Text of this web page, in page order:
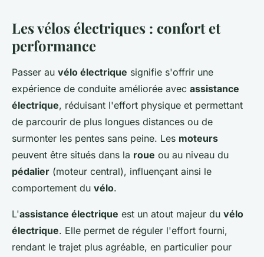
Les vélos électriques : confort et
performance
Passer au vélo électrique signifie s'offrir une
expérience de conduite améliorée avec assistance
électrique, réduisant l'effort physique et permettant
de parcourir de plus longues distances ou de
surmonter les pentes sans peine. Les moteurs
peuvent être situés dans la roue ou au niveau du
pédalier (moteur central), influençant ainsi le
comportement du vélo.
L'assistance électrique est un atout majeur du vélo
électrique. Elle permet de réguler l'effort fourni,
rendant le trajet plus agréable, en particulier pour